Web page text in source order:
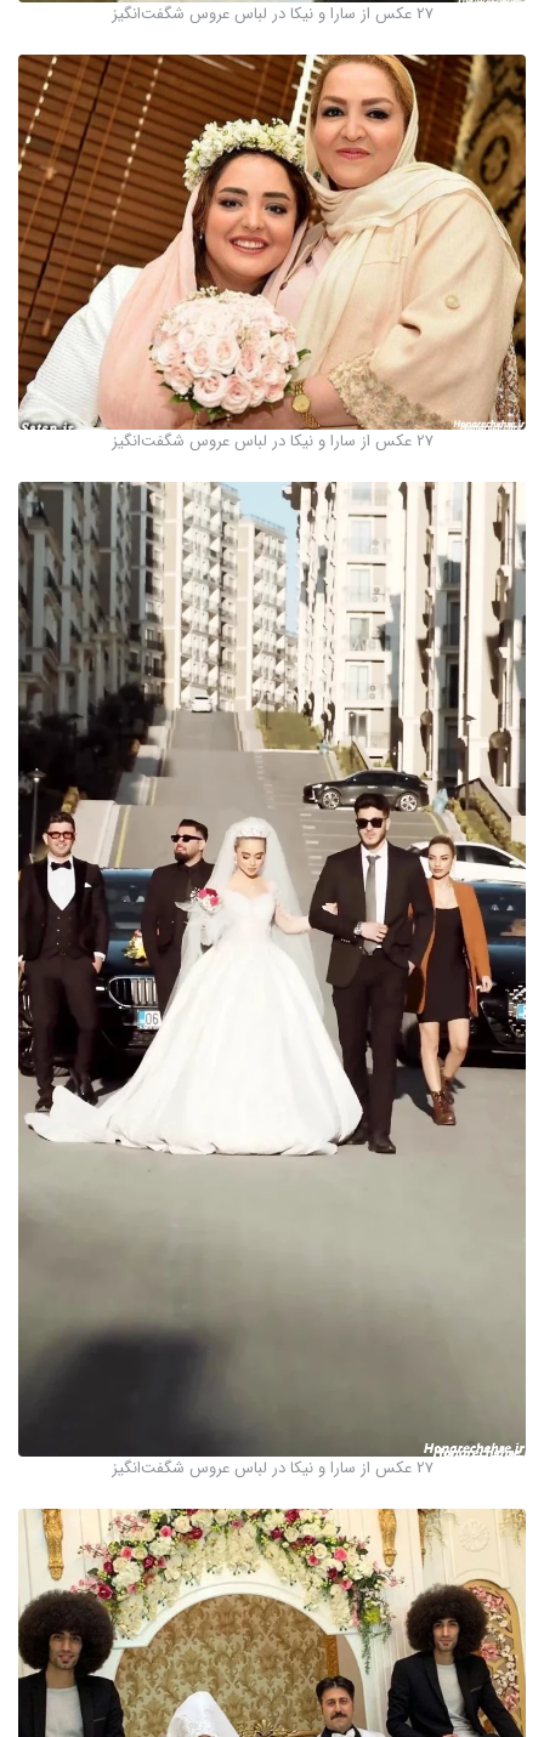
27 عکس از سارا و نیکا در لباس عروس شگفت‌انگیز
27 عکس از سارا و نیکا در لباس عروس شگفت‌انگیز
27 عکس از سارا و نیکا در لباس عروس شگفت‌انگیز